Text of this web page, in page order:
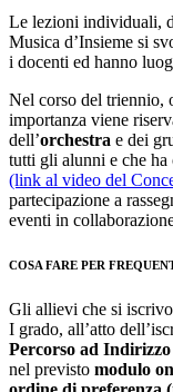
Le lezioni individuali,
Musica d’Insieme si
i docenti ed hanno
Nel corso del triennio,
importanza viene
dell’orchestra e dei
tutti gli alunni e che
(link al video del
partecipazione a
eventi in
COSA FARE PER
Gli allievi che si
I grado, all’atto
Percorso ad
nel previsto modulo